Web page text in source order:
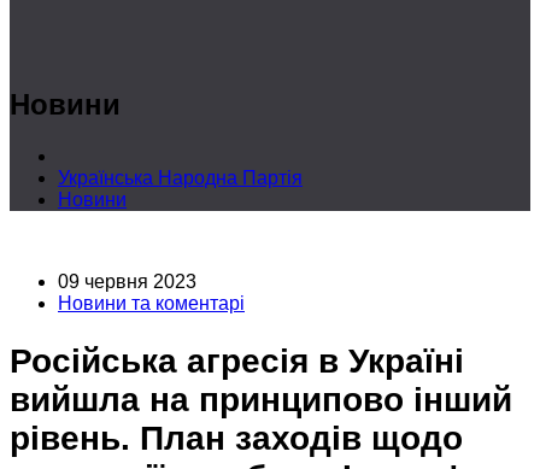
Новини
Українська Народна Партія
Новини
09 червня 2023
Новини та коментарі
Російська агресія в Україні
вийшла на принципово інший
рівень. План заходів щодо